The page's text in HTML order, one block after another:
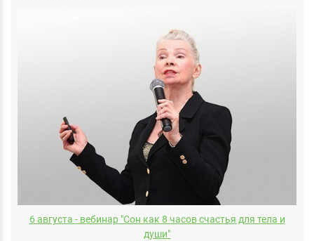
6 августа - вебинар "Сон как 8 часов счастья для тела и
души"